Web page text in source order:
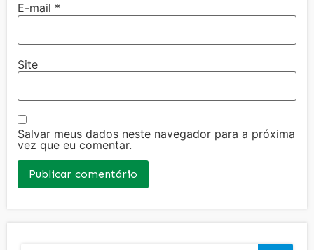
E-mail *
Site
Salvar meus dados neste navegador para a próxima
vez que eu comentar.